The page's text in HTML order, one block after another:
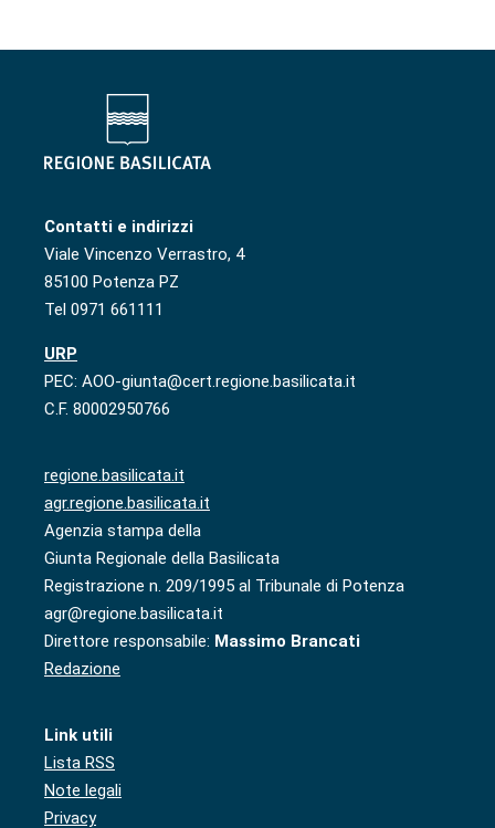
Contatti e indirizzi
Viale Vincenzo Verrastro, 4
85100 Potenza PZ
Tel 0971 661111
URP
PEC: AOO-giunta@cert.regione.basilicata.it
C.F. 80002950766
regione.basilicata.it
agr.regione.basilicata.it
Agenzia stampa della
Giunta Regionale della Basilicata
Registrazione n. 209/1995 al Tribunale di Potenza
agr@regione.basilicata.it
Direttore responsabile: Massimo Brancati
Redazione
Link utili
Lista RSS
Note legali
Privacy